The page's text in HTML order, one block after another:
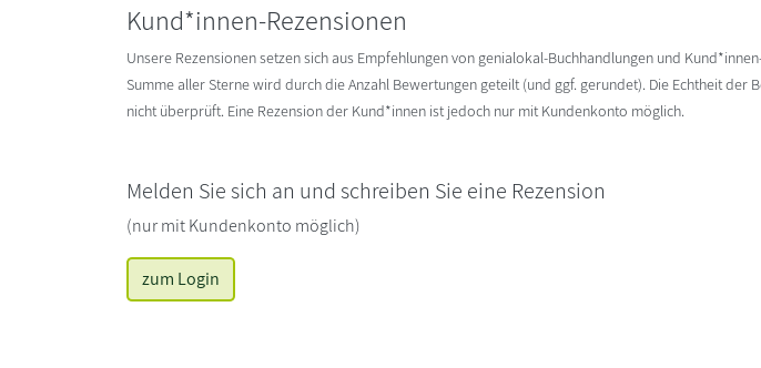
Kund*innen-Rezensionen
Unsere Rezensionen setzen sich aus Empfehlungen von genialokal-Buchhandlungen und
Summe aller Sterne wird durch die Anzahl Bewertungen geteilt (und ggf. gerundet). Die Echtheit der
nicht überprüft. Eine Rezension der Kund*innen ist jedoch nur mit Kundenkonto möglich.
Melden Sie sich an und schreiben Sie eine Rezension
(nur mit Kundenkonto möglich)
zum Login